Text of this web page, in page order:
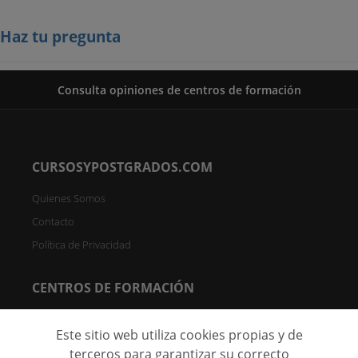
Haz tu pregunta
Consulta opiniones de centros de formación
CURSOSYPOSTGRADOS.COM
Quienes Somos
Contacto
Política de Privacidad
CENTROS DE FORMACIÓN
Registrar Centro (FREE)
Este sitio web utiliza cookies propias y de
terceros para garantizar su correcto